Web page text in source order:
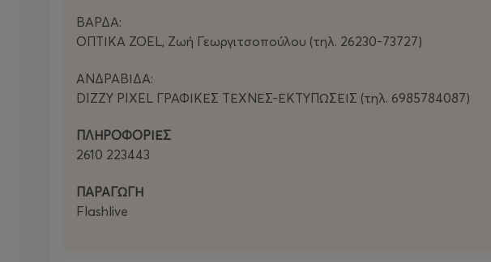
ΒΑΡΔΑ:
ΟΠΤΙΚΑ ZOEL, Ζωή Γεωργιτσοπούλου (τηλ. 26230-73727)
ΑΝΔΡΑΒΙΔΑ:
DIZZY PIXEL ΓΡΑΦΙΚΕΣ ΤΕΧΝΕΣ-ΕΚΤΥΠΩΣΕΙΣ (τηλ. 6985784087)
ΠΛΗΡΟΦΟΡΙΕΣ
2610 223443
ΠΑΡΑΓΩΓΗ
Flashlive